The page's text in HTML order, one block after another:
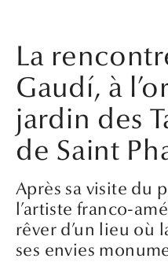
La
Gaudí, à
jardin des
de Saint
Après sa visite du
l’artiste franco-
rêver d’un lieu où
ses envies